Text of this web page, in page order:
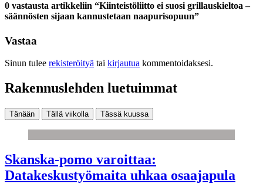
0 vastausta artikkeliin “Kiinteistöliitto ei suosi grillauskieltoa –
säännösten sijaan kannustetaan naapurisopuun”
Vastaa
Sinun tulee rekisteröityä tai kirjautua kommentoidaksesi.
Rakennuslehden luetuimmat
Tänään Tällä viikolla Tässä kuussa
Skanska-pomo varoittaa:
Datakeskustyömaita uhkaa osaajapula